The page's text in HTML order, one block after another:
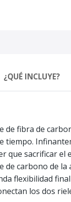
¿QUÉ INCLUYE?
de fibra de
tiempo.
que sacrificar el
de carbono de
flexibilidad
los dos